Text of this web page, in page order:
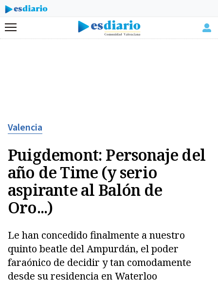
Menú
Valencia
Puigdemont: Personaje del
año de Time (y serio
aspirante al Balón de
Oro...)
Le han concedido finalmente a nuestro
quinto beatle del Ampurdán, el poder
faraónico de decidir y tan comodamente
desde su residencia en Waterloo